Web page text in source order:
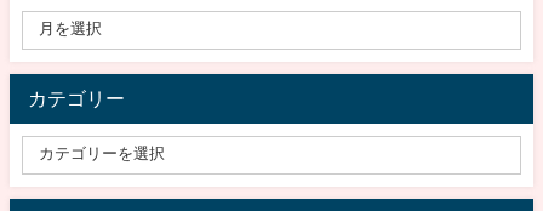
カテゴリー